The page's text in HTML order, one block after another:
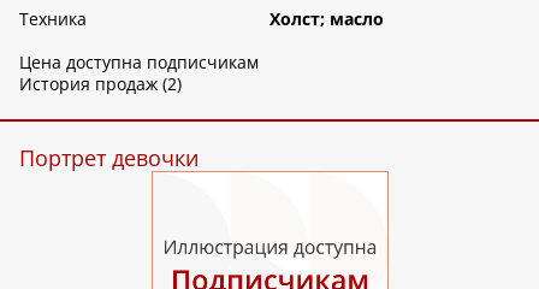
Техника
Холст; масло
Цена доступна подписчикам
История продаж (2)
Портрет девочки